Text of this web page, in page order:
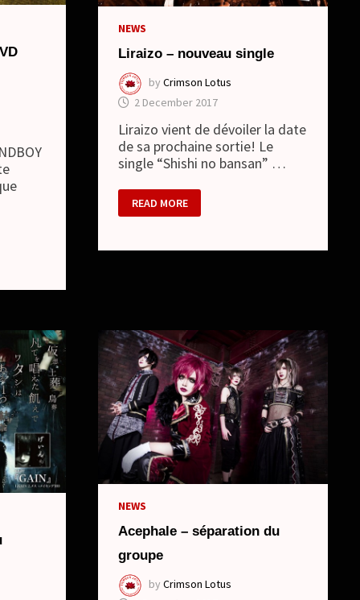
NEWS
Liraizo – nouveau single
by Crimson Lotus
2 December 2017
Liraizo vient de dévoiler la date
de sa prochaine sortie! Le
single “Shishi no bansan” …
LIRAIZO
–
NOUVEAU
READ MORE
NEWS
Acephale – séparation du
groupe
by Crimson Lotus